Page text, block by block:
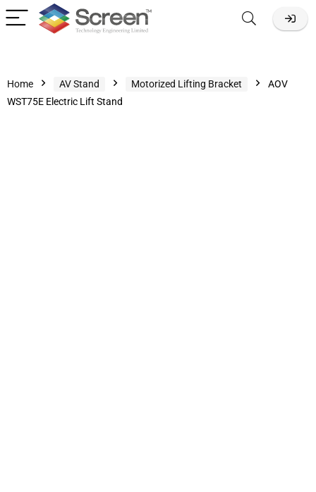
Home AV Stand Motorized Lifting Bracket
AOV
WST75E Electric Lift Stand